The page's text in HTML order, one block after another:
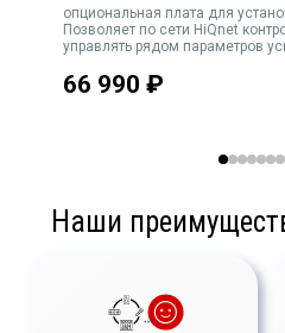
опциональная плата для
Позволяет по сети HiQnet
управлять рядом параметров
66 990 ₽
Наши